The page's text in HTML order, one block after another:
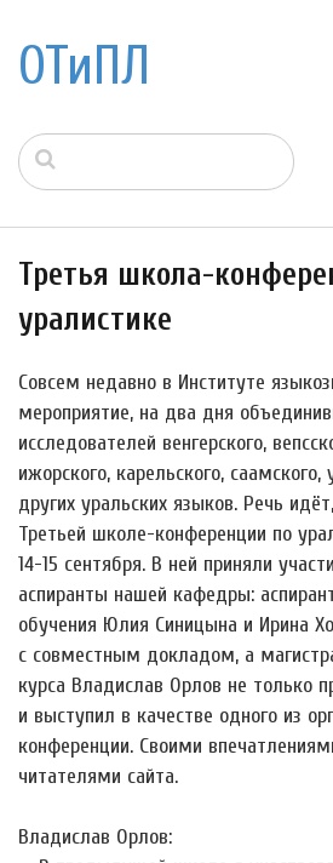
ОТиПЛ
Третья школа-
уралистике
Совсем недавно в Институте
мероприятие, на два дня
исследователей венгерского,
ижорского, карельского,
других уральских языков. Речь
Третьей школе-конференции по
14-15 сентября. В ней приняли
аспиранты нашей кафедры:
обучения Юлия Синицына и Ирина
с совместным докладом, а
курса Владислав Орлов не только
и выступил в качестве одного из
конференции. Своими
читателями сайта.
Владислав Орлов: